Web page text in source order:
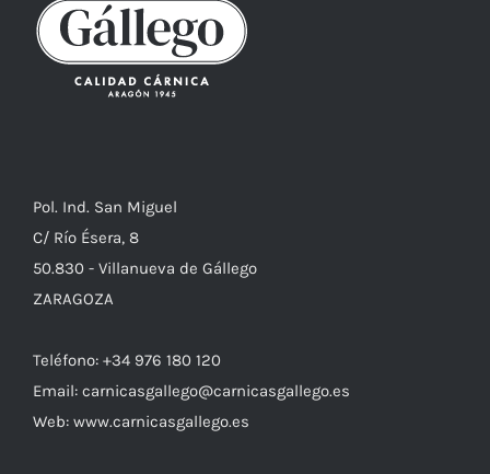
Pol. Ind. San Miguel
C/ Río Ésera, 8
50.830 - Villanueva de Gállego
ZARAGOZA
Teléfono: +34 976 180 120
Email: carnicasgallego@carnicasgallego.es
Web: www.carnicasgallego.es